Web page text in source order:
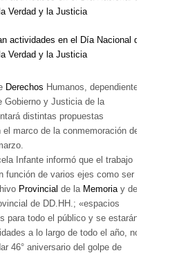
Derechos Humanos, dependiente
Gobierno y Justicia de la
distintas propuestas
marco de la conmemoración del
Infante informó que el trabajo
función de varios ejes como ser la
Provincial de la Memoria y de
de DD.HH.; «espacios
para todo el público y se estarán
a lo largo de todo el año, no
46° aniversario del golpe de